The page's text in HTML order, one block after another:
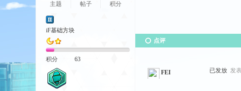
主题
帖子
积分
iF基础方块
积分 63
点评
FEI 已发放 发